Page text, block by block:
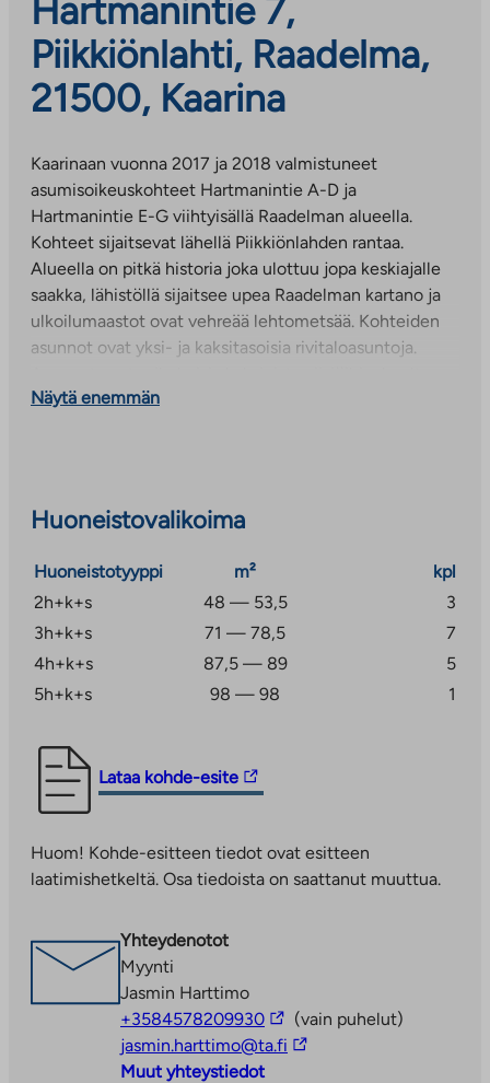
Hartmanintie 7,
Piikkiönlahti, Raadelma,
21500, Kaarina
Kaarinaan vuonna 2017 ja 2018 valmistuneet
asumisoikeuskohteet Hartmanintie A-D ja
Hartmanintie E-G viihtyisällä Raadelman alueella.
Kohteet sijaitsevat lähellä Piikkiönlahden rantaa.
Alueella on pitkä historia joka ulottuu jopa keskiajalle
saakka, lähistöllä sijaitsee upea Raadelman kartano ja
ulkoilumaastot ovat vehreää lehtometsää. Kohteiden
asunnot ovat yksi- ja kaksitasoisia rivitaloasuntoja.
48 m²-98 m². Kaikissa asunnoissa on oma sauna.
Näytä enemmän
Huoneistovalikoima
Huoneistotyyppi m²
kpl
2h+k+s
48 — 53,5
3
3h+k+s
71 — 78,5
7
4h+k+s
87,5 — 89
5
5h+k+s
98 — 98 1
Lataa kohde-esite
Linkki
vie
palveluun.
Linkki
uuteen
välilehteen
Huom! Kohde-esitteen tiedot ovat esitteen
laatimishetkeltä. Osa tiedoista on saattanut muuttua.
Yhteydenotot
Myynti
Jasmin Harttimo
+3584578209930Linkki
vie
ulkopuoliseen
(vain puhelut)
jasmin.harttimo@ta.fi Linkki
Muut yhteystiedot